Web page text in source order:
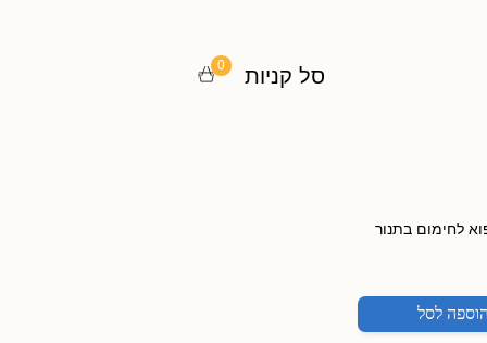
ס”מ, נמכר קפוא לחימום בתנור
הוספה לסל
סל קניות 0